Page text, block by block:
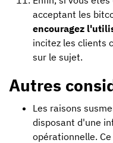
acceptant les
encouragez
incitez les clients
sur le sujet.
Autres
Les raisons
disposant d'une
opérationnelle.